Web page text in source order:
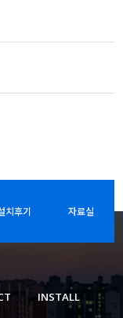
치후기 자료실
INSTALL